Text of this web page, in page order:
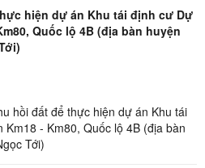
hiện dự án Khu tái định cư Dự
Quốc lộ 4B (địa bàn huyện
hồi đất để thực hiện dự án Khu tái
- Km80, Quốc lộ 4B (địa bàn
Tới)